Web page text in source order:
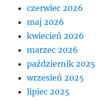
czerwiec 2026
maj 2026
kwiecień 2026
marzec 2026
październik 2025
wrzesień 2025
lipiec 2025